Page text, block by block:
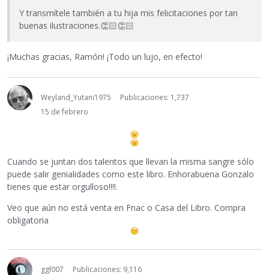
Y transmítele también a tu hija mis felicitaciones por tan
buenas ilustraciones.👏🏻👏🏻
¡Muchas gracias, Ramón! ¡Todo un lujo, en efecto!
Weyland_Yutani1975
Publicaciones: 1,737
15 de febrero
Cuando se juntan dos talentos que llevan la misma sangre sólo
puede salir genialidades como este libro. Enhorabuena Gonzalo
tienes que estar orgulloso!!!!.
Veo que aún no está venta en Fnac o Casa del Libro. Compra
obligatoria
ggl007
Publicaciones: 9,116